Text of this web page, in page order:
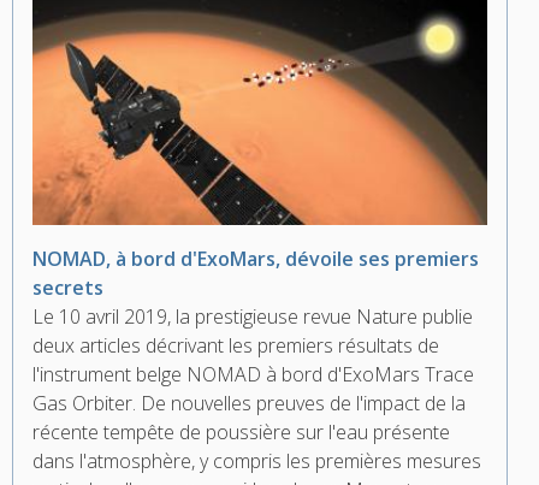
NOMAD, à bord d'ExoMars, dévoile ses premiers
secrets
Le 10 avril 2019, la prestigieuse revue Nature publie
deux articles décrivant les premiers résultats de
l'instrument belge NOMAD à bord d'ExoMars Trace
Gas Orbiter. De nouvelles preuves de l'impact de la
récente tempête de poussière sur l'eau présente
dans l'atmosphère, y compris les premières mesures